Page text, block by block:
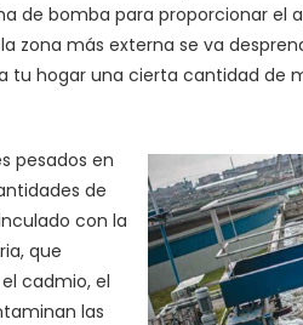
de bomba para proporcionar el
zona más externa se va
tu hogar una cierta cantidad de
pesados en
de
con la
que
cadmio, el
las